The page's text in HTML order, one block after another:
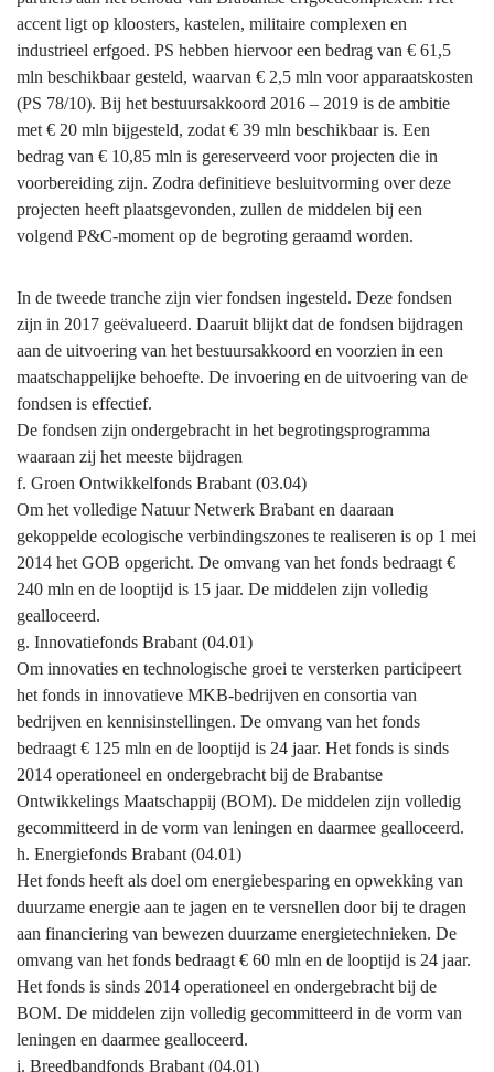
accent ligt op kloosters, kastelen, militaire complexen en
industrieel erfgoed. PS hebben hiervoor een bedrag van € 61,5
mln beschikbaar gesteld, waarvan € 2,5 mln voor apparaatskosten
(PS 78/10). Bij het bestuursakkoord 2016 – 2019 is de ambitie
met € 20 mln bijgesteld, zodat € 39 mln beschikbaar is. Een
bedrag van € 10,85 mln is gereserveerd voor projecten die in
voorbereiding zijn. Zodra definitieve besluitvorming over deze
projecten heeft plaatsgevonden, zullen de middelen bij een
volgend P&C-moment op de begroting geraamd worden.
In de tweede tranche zijn vier fondsen ingesteld. Deze fondsen
zijn in 2017 geëvalueerd. Daaruit blijkt dat de fondsen bijdragen
aan de uitvoering van het bestuursakkoord en voorzien in een
maatschappelijke behoefte. De invoering en de uitvoering van de
fondsen is effectief.
De fondsen zijn ondergebracht in het begrotingsprogramma
waaraan zij het meeste bijdragen
f. Groen Ontwikkelfonds Brabant (03.04)
Om het volledige Natuur Netwerk Brabant en daaraan
gekoppelde ecologische verbindingszones te realiseren is op 1 mei
2014 het GOB opgericht. De omvang van het fonds bedraagt €
240 mln en de looptijd is 15 jaar. De middelen zijn volledig
gealloceerd.
g. Innovatiefonds Brabant (04.01)
Om innovaties en technologische groei te versterken participeert
het fonds in innovatieve MKB-bedrijven en consortia van
bedrijven en kennisinstellingen. De omvang van het fonds
bedraagt € 125 mln en de looptijd is 24 jaar. Het fonds is sinds
2014 operationeel en ondergebracht bij de Brabantse
Ontwikkelings Maatschappij (BOM). De middelen zijn volledig
gecommitteerd in de vorm van leningen en daarmee gealloceerd.
h. Energiefonds Brabant (04.01)
Het fonds heeft als doel om energiebesparing en opwekking van
duurzame energie aan te jagen en te versnellen door bij te dragen
aan financiering van bewezen duurzame energietechnieken. De
omvang van het fonds bedraagt € 60 mln en de looptijd is 24 jaar.
Het fonds is sinds 2014 operationeel en ondergebracht bij de
BOM. De middelen zijn volledig gecommitteerd in de vorm van
leningen en daarmee gealloceerd.
i. Breedbandfonds Brabant (04.01)